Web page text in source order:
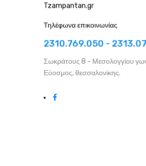
Tzampantan.gr
Τηλέφωνα επικοινωνίας
2310.769.050 -
Σωκράτους 8 - Μεσολογγίου
Εύοσμος, θεσσαλονίκης.